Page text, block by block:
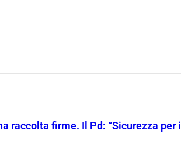
raccolta firme. Il Pd: “Sicurezza per i